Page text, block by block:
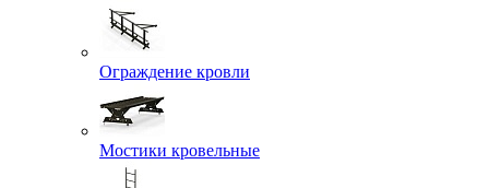
Ограждение кровли
Мостики кровельные